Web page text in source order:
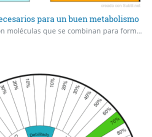
para un buen metabolismo
Los aminoácidos son moléculas que se combinan para formar proteínas. Los aminoácidos y las proteínas son los pilares fundamentales de la vida. Cuando las proteínas se digieren o se descomponen, los aminoácidos se acaban. El cuerpo humano utiliza aminoácidos para producir proteínas con el fin de ayudar al cuerpo a: -Descomponer los alimentos -Crecer -Reparar tejidos corporales -Llevar a cabo muchas otras funciones corporales El cuerpo también puede usar los aminoácidos como una fuente de energía. Los aminoácidos se clasifican en tres grupos: Aminoácidos esenciales Aminoácidos no esenciales Aminoácidos condicionales AMINOÁCIDOS ESENCIALES Los aminoácidos esenciales no los puede producir el cuerpo. En consecuencia, deben provenir de los alimentos. Los 9 aminoácidos esenciales son: histidina, isoleucina, leucina, lisina, metionina, fenilalanina, treonina, triptófano y valina. AMINOÁCIDOS NO ESENCIALES No esencial significa que nuestros cuerpos pueden producir el aminoácido, aun cuando no lo obtengamos de los alimentos que consumimos. Los aminoácidos no esenciales incluyen: alanina, arginina, asparagina, ácido aspártico, cisteína, ácido glutámico, glutamina, glicina, prolina, serina y tirosina. AMINOÁCIDOS CONDICIONALES Los aminoácidos condicionales por lo regular no son esenciales, excepto en momentos de enfermedad y estrés. Los aminoácidos condicionales incluyen: arginina, cisteína, glutamina, tirosina, glicina, ornitina, prolina y serina. Usted no necesita ingerir aminoácidos esenciales y no esenciales en cada comida, pero es importante lograr un equilibrio de ellos durante todo el día. Una dieta basada en un solo producto no será adecuada, pero ya no nos preocupamos por emparejar proteínas (como con los frijoles y el arroz) en una sola comida. En lugar de esto ponemos atención en qué tan adecuada es la dieta en general durante todo el día.